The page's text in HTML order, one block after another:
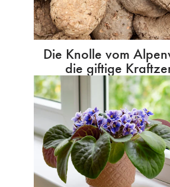
Die Knolle vom
die giftige